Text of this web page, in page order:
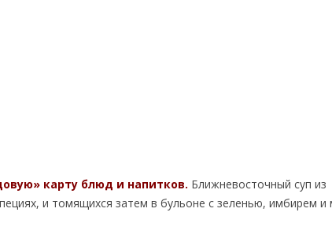
карту блюд и напитков. Ближневосточный суп из
и томящихся затем в бульоне с зеленью, имбирем и